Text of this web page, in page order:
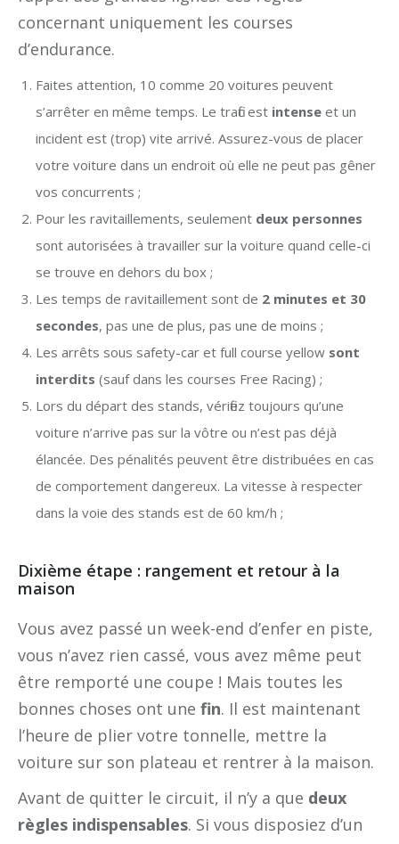
concernant uniquement les courses
d’endurance.
Faites attention, 10 comme 20 voitures peuvent
s’arrêter en même temps. Le trafic est intense et un
incident est (trop) vite arrivé. Assurez-vous de placer
votre voiture dans un endroit où elle ne peut pas gêner
vos concurrents ;
Pour les ravitaillements, seulement deux personnes
sont autorisées à travailler sur la voiture quand celle-ci
se trouve en dehors du box ;
Les temps de ravitaillement sont de 2 minutes et 30
secondes, pas une de plus, pas une de moins ;
Les arrêts sous safety-car et full course yellow sont
interdits (sauf dans les courses Free Racing) ;
Lors du départ des stands, vérifiez toujours qu’une
voiture n’arrive pas sur la vôtre ou n’est pas déjà
élancée. Des pénalités peuvent être distribuées en cas
de comportement dangereux. La vitesse à respecter
dans la voie des stands est de 60 km/h ;
Dixième étape : rangement et retour à la
maison
Vous avez passé un week-end d’enfer en piste,
vous n’avez rien cassé, vous avez même peut
être remporté une coupe ! Mais toutes les
bonnes choses ont une fin. Il est maintenant
l’heure de plier votre tonnelle, mettre la
voiture sur son plateau et rentrer à la maison.
Avant de quitter le circuit, il n’y a que deux
règles indispensables. Si vous disposiez d’un